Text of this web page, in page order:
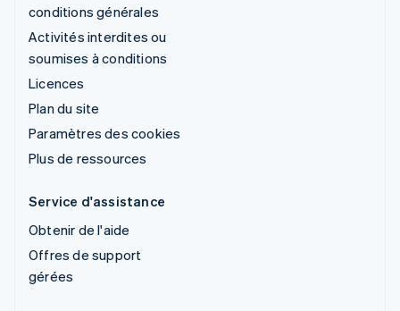
conditions générales
Activités interdites ou
soumises à conditions
Licences
Plan du site
Paramètres des cookies
Plus de ressources
Service d'assistance
Obtenir de l'aide
Offres de support
gérées